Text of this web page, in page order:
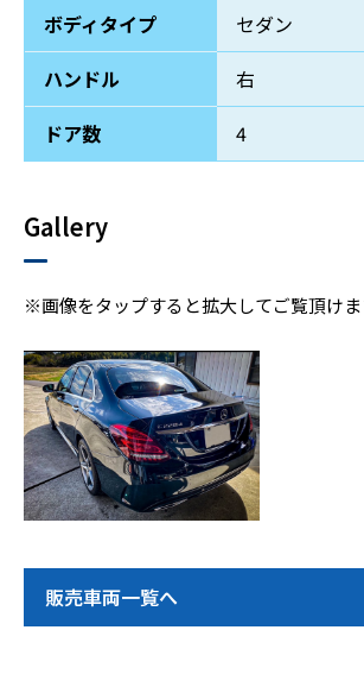
ボディタイプ
セダン
ハンドル
右
ドア数
4
Gallery
※画像をタップすると拡大してご覧頂けま
販売車両一覧へ